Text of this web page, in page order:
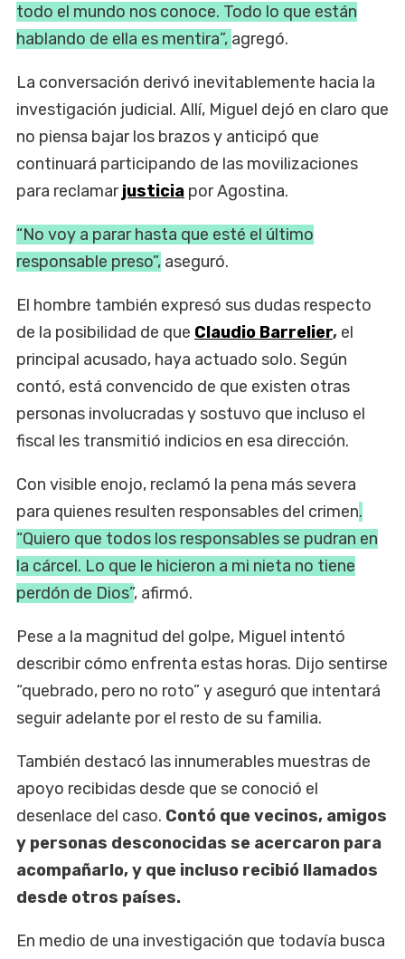
todo el mundo nos conoce. Todo lo que están
hablando de ella es mentira”, agregó.
La conversación derivó inevitablemente hacia la
investigación judicial. Allí, Miguel dejó en claro que
no piensa bajar los brazos y anticipó que
continuará participando de las movilizaciones
para reclamarjusticia por Agostina.
“No voy a parar hasta que esté el último
responsable preso”, aseguró.
El hombre también expresó sus dudas respecto
de la posibilidad de que Claudio Barrelier, el
principal acusado, haya actuado solo. Según
contó, está convencido de que existen otras
personas involucradas y sostuvo que incluso el
fiscal les transmitió indicios en esa dirección.
Con visible enojo, reclamó la pena más severa
para quienes resulten responsables del crimen.
“Quiero que todos los responsables se pudran en
la cárcel. Lo que le hicieron a mi nieta no tiene
perdón de Dios”, afirmó.
Pese a la magnitud del golpe, Miguel intentó
describir cómo enfrenta estas horas. Dijo sentirse
“quebrado, pero no roto” y aseguró que intentará
seguir adelante por el resto de su familia.
También destacó las innumerables muestras de
apoyo recibidas desde que se conoció el
desenlace del caso. Contó que vecinos, amigos
y personas desconocidas se acercaron para
acompañarlo, y que incluso recibió llamados
desde otros países.
En medio de una investigación que todavía busca